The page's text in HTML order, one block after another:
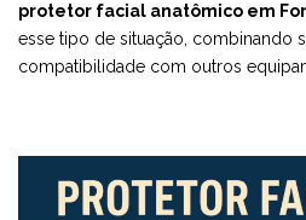
protetor facial anatômico em
esse tipo de situação, combinando
compatibilidade com outros